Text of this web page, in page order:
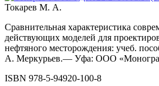
Токарев М. А.
Сравнительная характеристика
действующих моделей для
нефтяного месторождения: учеб.
А. Меркурьев.— Уфа: ООО
ISBN 978-5-94920-100-8